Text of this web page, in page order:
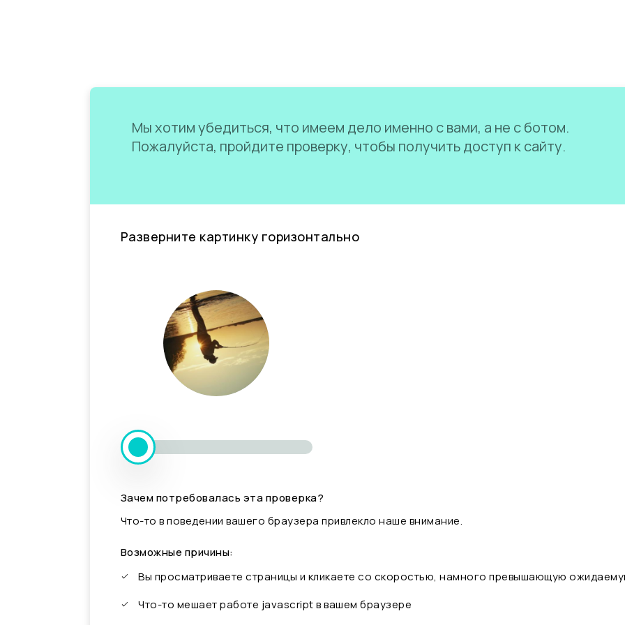
Мы хотим убедиться, что имеем дело именно с вами, а не с ботом.
Пожалуйста, пройдите проверку, чтобы получить доступ к сайту.
Разверните картинку горизонтально
Зачем потребовалась эта проверка?
Что-то в поведении вашего браузера привлекло наше внимание.
Возможные причины:
Вы просматриваете страницы и кликаете со скоростью, намного превышающую
Что-то мешает работе javascript в вашем браузере